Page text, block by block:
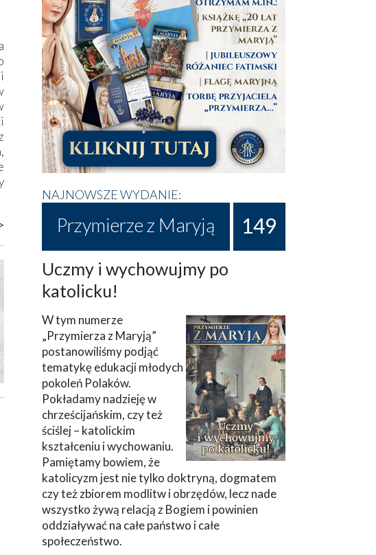
NAJNOWSZE WYDANIE:
Przymierze z Maryją 149
Uczmy i wychowujmy po
katolicku!
W tym numerze
„Przymierza z Maryją”
postanowiliśmy podjąć
tematykę edukacji młodych
pokoleń Polaków.
Pokładamy nadzieję w
chrześcijańskim, czy też
ściślej – katolickim
kształceniu i wychowaniu.
Pamiętamy bowiem, że
katolicyzm jest nie tylko doktryną, dogmatem
czy też zbiorem modlitw i obrzędów, lecz nade
wszystko żywą relacją z Bogiem i powinien
oddziaływać na całe państwo i całe
społeczeństwo.